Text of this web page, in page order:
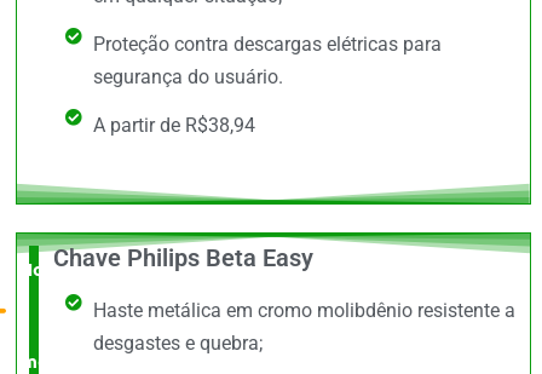
Proteção contra descargas elétricas para
segurança do usuário.
A partir de R$38,94
Novidade
no
mercado
Chave Philips Beta Easy
Haste metálica em cromo molibdênio resistente a
desgastes e quebra;